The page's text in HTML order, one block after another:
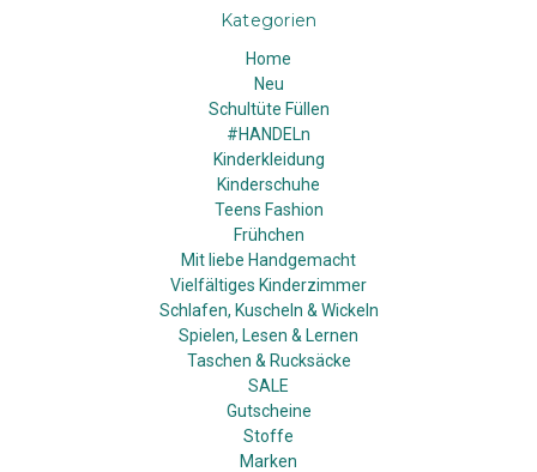
Kategorien
Home
Neu
Schultüte Füllen
#HANDELn
Kinderkleidung
Kinderschuhe
Teens Fashion
Frühchen
Mit liebe Handgemacht
Vielfältiges Kinderzimmer
Schlafen, Kuscheln & Wickeln
Spielen, Lesen & Lernen
Taschen & Rucksäcke
SALE
Gutscheine
Stoffe
Marken